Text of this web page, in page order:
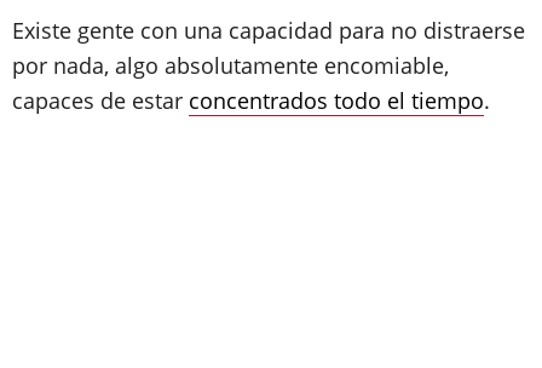
Existe gente con una capacidad para no distraerse
por nada, algo absolutamente encomiable,
capaces de estar concentrados todo el tiempo.